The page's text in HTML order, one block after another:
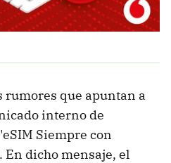
rumores que apuntan a
interno de
Siempre con
En dicho mensaje, el